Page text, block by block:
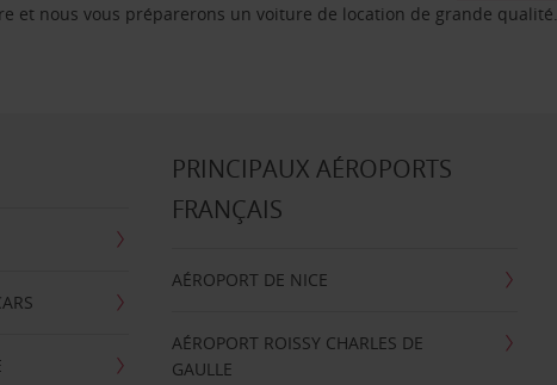
et nous vous préparerons un voiture de location de grande qualité.
PRINCIPAUX AÉROPORTS
FRANÇAIS
AÉROPORT DE NICE
AÉROPORT ROISSY CHARLES DE
GAULLE